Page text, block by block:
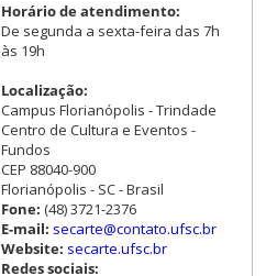
Horário de atendimento:
De segunda a sexta-feira das 7h
às 19h
Localização:
Campus Florianópolis - Trindade
Centro de Cultura e Eventos -
Fundos
CEP 88040-900
Florianópolis - SC - Brasil
Fone: (48) 3721-2376
E-mail: secarte@contato.ufsc.br
Website: secarte.ufsc.br
Redes sociais: